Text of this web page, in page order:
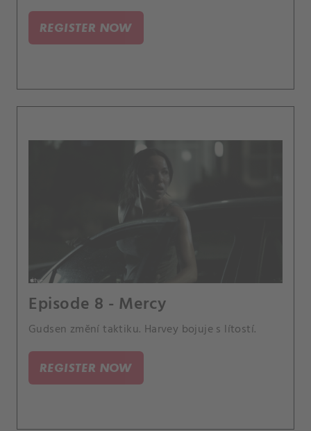
REGISTER NOW
Episode 8 - Mercy
Gudsen změní taktiku. Harvey bojuje s lítostí.
REGISTER NOW